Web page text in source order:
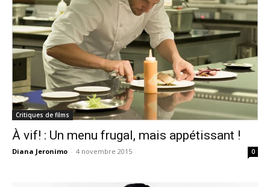
Critiques de films
À vif! : Un menu frugal, mais appétissant !
Diana Jeronimo - 4 novembre 2015 0